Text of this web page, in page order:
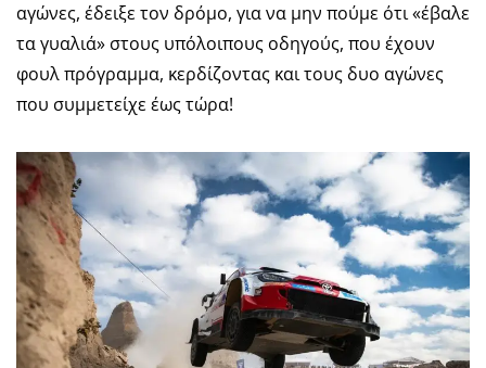
αγώνες, έδειξε τον δρόμο, για να μην πούμε ότι «έβαλε
τα γυαλιά» στους υπόλοιπους οδηγούς, που έχουν
φουλ πρόγραμμα, κερδίζοντας και τους δυο αγώνες
που συμμετείχε έως τώρα!